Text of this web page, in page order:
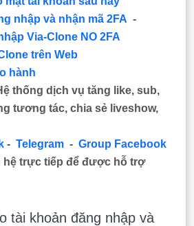
nhập và nhận mã 2FA -
Via-Clone NO 2FA
trên Web
hành
thống dịch vụ tăng like, sub,
tương tác, chia sẻ liveshow,
- Telegram - Group Facebook
hệ trực tiếp để được hỗ trợ
tài khoản đăng nhập và